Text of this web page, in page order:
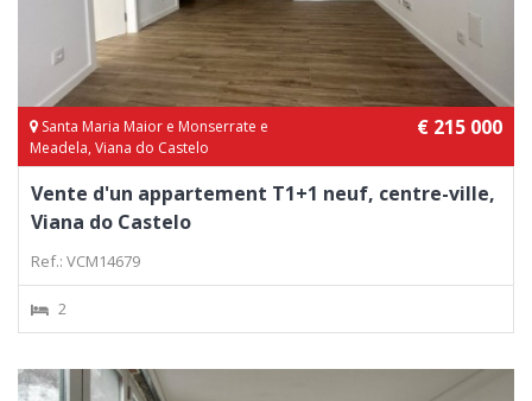
Santa Maria Maior e Monserrate e
Meadela, Viana do Castelo
€ 215 000
Vente d'un appartement T1+1 neuf, centre-ville,
Viana do Castelo
Ref.: VCM14679
2